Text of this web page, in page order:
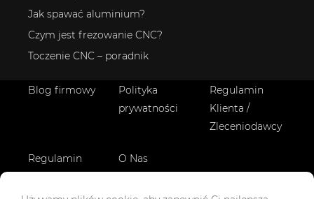
Jak spawać aluminium?
Czym jest frezowanie CNC?
Toczenie CNC – poradnik
Blog firmowy
Polityka
prywatności
Regulamin
Klienta /
Zleceniodawcy
Regulamin
O Nas
Logowanie Logowanie Zostań